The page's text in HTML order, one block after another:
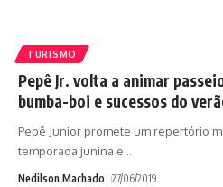
TURISMO
Pepê Jr. volta a animar
bumba-boi e sucessos do
Pepê Junior promete um repertório
temporada junina e…
Nedilson Machado 27/06/2019